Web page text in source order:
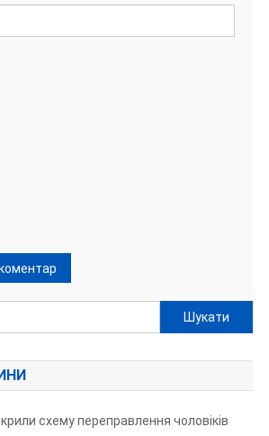
Пошук:
схему переправлення чоловіків